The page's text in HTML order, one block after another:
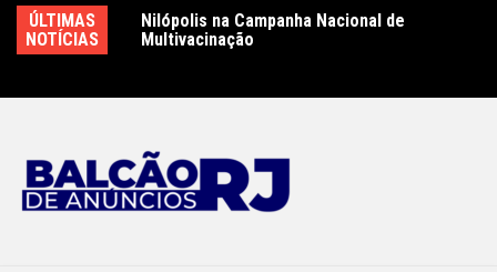
para
ÚLTIMAS
NOTÍCIAS
Nilópolis na Campanha Nacional de
Multivacinação